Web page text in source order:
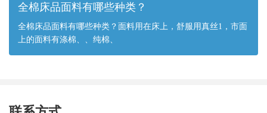
全棉床品面料有哪些种类？
全棉床品面料有哪些种类？面料用在床上，舒服用真丝1，市面
上的面料有涤棉、、纯棉、